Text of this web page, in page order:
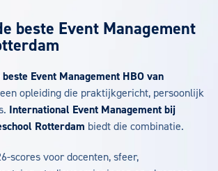
beste Event Management
beste Event Management HBO van
opleiding die praktijkgericht, persoonlijk
International Event Management bij
Rotterdam biedt die combinatie.
scores voor docenten, sfeer,